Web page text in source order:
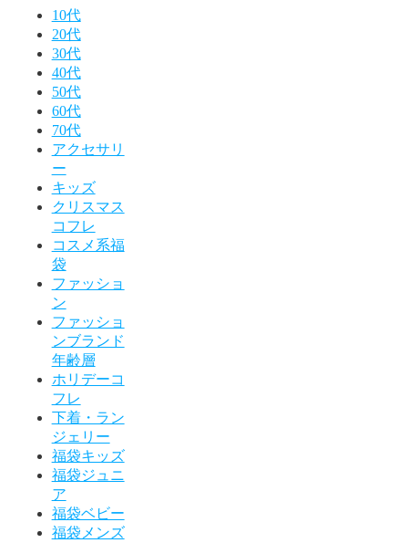
10代
20代
30代
40代
50代
60代
70代
アクセサリ
ー
キッズ
クリスマス
コフレ
コスメ系福
袋
ファッショ
ン
ファッショ
ンブランド
年齢層
ホリデーコ
フレ
下着・ラン
ジェリー
福袋キッズ
福袋ジュニ
ア
福袋ベビー
福袋メンズ